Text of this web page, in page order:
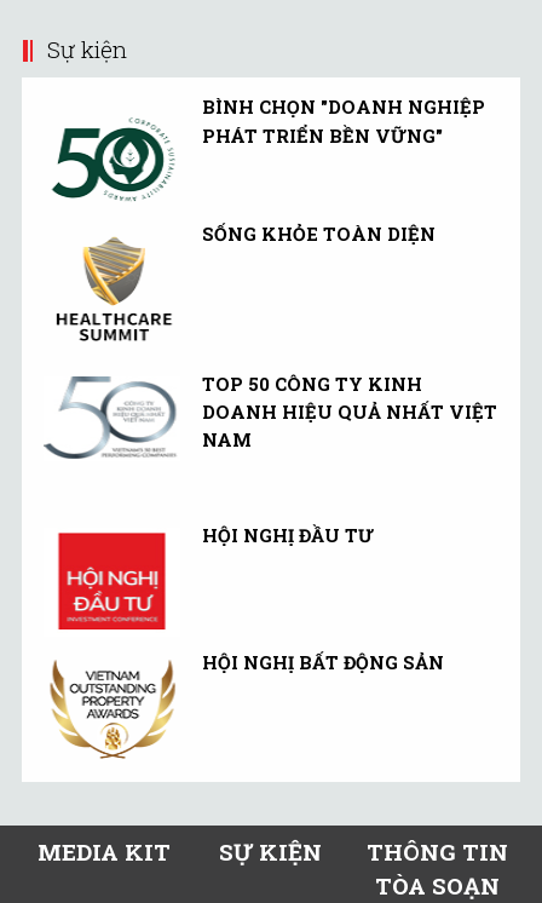
Sự kiện
BÌNH CHỌN "DOANH NGHIỆP
PHÁT TRIỂN BỀN VỮNG"
SỐNG KHỎE TOÀN DIỆN
TOP 50 CÔNG TY KINH
DOANH HIỆU QUẢ NHẤT VIỆT
NAM
HỘI NGHỊ ĐẦU TƯ
HỘI NGHỊ BẤT ĐỘNG SẢN
MEDIA KIT SỰ KIỆN
THÔNG TIN
TÒA SOẠN